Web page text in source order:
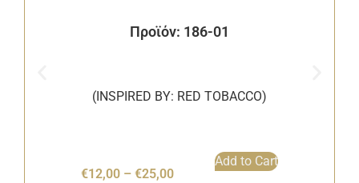
Προϊόν: 186-01
(INSPIRED BY: RED TOBACCO)
€12,00 – €25,00
Add to Cart